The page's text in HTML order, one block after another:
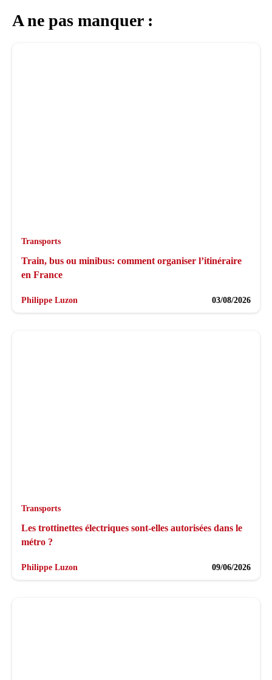
A ne pas manquer :
Transports
Train, bus ou minibus: comment organiser l’itinéraire
en France
Philippe Luzon 03/08/2026
Transports
Les trottinettes électriques sont-elles autorisées dans le
métro ?
Philippe Luzon 09/06/2026